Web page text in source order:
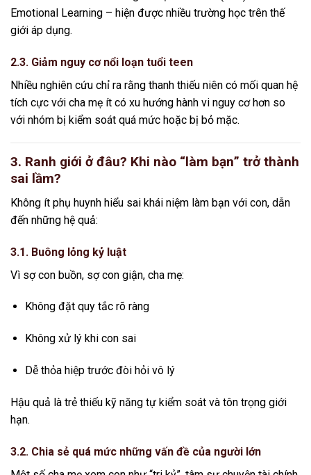
Emotional Learning – hiện được nhiều trường học trên thế
giới áp dụng.
2.3. Giảm nguy cơ nổi loạn tuổi teen
Nhiều nghiên cứu chỉ ra rằng thanh thiếu niên có mối quan hệ
tích cực với cha mẹ ít có xu hướng hành vi nguy cơ hơn so
với nhóm bị kiểm soát quá mức hoặc bị bỏ mặc.
3. Ranh giới ở đâu? Khi nào “làm bạn” trở thành
sai lầm?
Không ít phụ huynh hiểu sai khái niệm làm bạn với con, dẫn
đến những hệ quả:
3.1. Buông lỏng kỷ luật
Vì sợ con buồn, sợ con giận, cha mẹ:
Không đặt quy tắc rõ ràng
Không xử lý khi con sai
Dễ thỏa hiệp trước đòi hỏi vô lý
Hậu quả là trẻ thiếu kỹ năng tự kiểm soát và tôn trọng giới
hạn.
3.2. Chia sẻ quá mức những vấn đề của người lớn